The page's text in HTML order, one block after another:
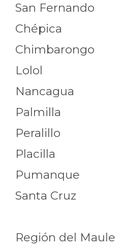
San Fernando
Chépica
Chimbarongo
Lolol
Nancagua
Palmilla
Peralillo
Placilla
Pumanque
Santa Cruz
Región del Maule